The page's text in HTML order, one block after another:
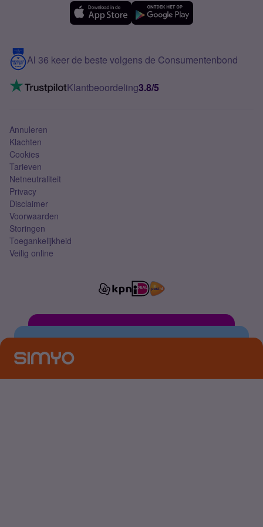
Meerdere nummers
5G internet
Mobiel internet
Mobiel abonnement
Contact
VoLTE 4G bellen
Al 36 keer de beste volgens de Consumentenbond
Klantbeoordeling3.8/5
Annuleren
Klachten
Cookies
Tarieven
Netneutraliteit
Privacy
Disclaimer
Voorwaarden
Storingen
Toegankelijkheid
Veilig online